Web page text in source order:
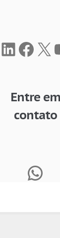
X
Entre em
contato